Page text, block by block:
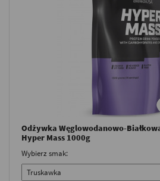
Odżywka Węglowodanowo-
Hyper Mass 1000g
Wybierz smak: